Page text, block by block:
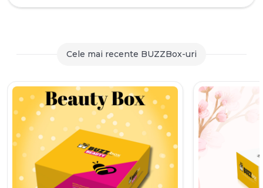
a
290,00 lei.
curent
79,90 lei.
Cele mai recente BUZZBox-uri